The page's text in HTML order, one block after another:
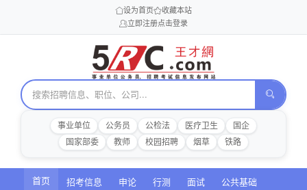
设为首页
收藏本站
立即注册点击登录
事业单位 公务员 公检法 医疗卫生
国企
国家部委
教师 校园招聘 烟草 铁路
首页 招考信息 申论 行测 面试 公共基础